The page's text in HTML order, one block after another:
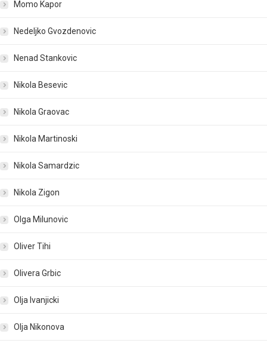
Momo Kapor
Nedeljko Gvozdenovic
Nenad Stankovic
Nikola Besevic
Nikola Graovac
Nikola Martinoski
Nikola Samardzic
Nikola Zigon
Olga Milunovic
Oliver Tihi
Olivera Grbic
Olja Ivanjicki
Olja Nikonova